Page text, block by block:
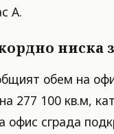
A.
ниска
обем на
277 100 кв.м,
офис сграда